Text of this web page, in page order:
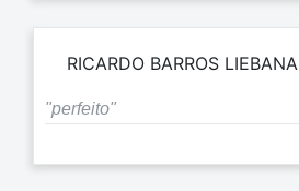
RICARDO BARROS LIEBANA
"perfeito"